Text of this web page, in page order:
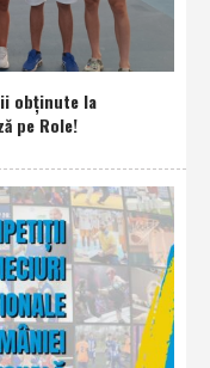
obţinute la
pe Role!